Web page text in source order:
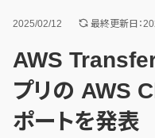
2025/02/12 最終更新日：
AWS
プリの AWS
ポートを発表